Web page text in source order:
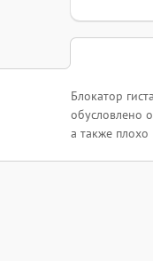
Блокатор
обусловлено
а также